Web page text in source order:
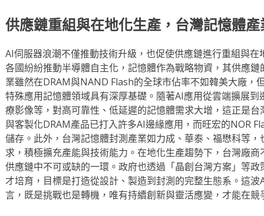
供應鏈重組與在地化生產，台灣記憶體
AI伺服器浪潮不僅推動技術升級，也促使供應鏈進行重組與
各國紛紛推動半導體自主化，記憶體作為戰略物資，其供應
業雖然在DRAM與NAND Flash的全球市佔率不如韓美大廠，
特殊應用記憶體領域具有深厚基礎。隨著AI應用從雲端擴展
療影像等，對高可靠性、低延遲的記憶體需求大增，這正是
與客製化DRAM產品已打入許多AI邊緣應用，而旺宏的NOR
儲存。此外，台灣記憶體封測產業如力成、華泰、福懋科等
求，積極擴充產能與技術能力。在地化生產趨勢下，台灣廠
供應鏈中不可或缺的一環。政府也透過「晶創台灣方案」等
才培育，目標是打造從設計、製造到封測的完整生態系。這
言，既是挑戰也是轉機，唯有持續創新與靈活應變，才能在